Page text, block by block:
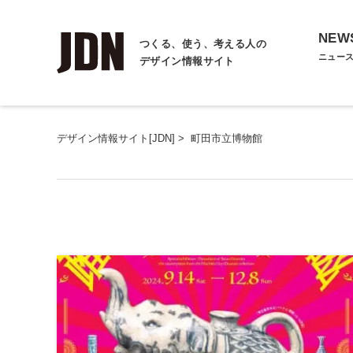
つくる、使う、考える人の
デザイン情報サイト
ニュー
デザイン情報サイト[JDN] > 町田市立博物館